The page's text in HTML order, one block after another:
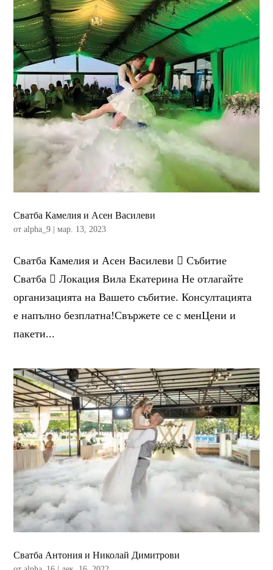
Сватба Камелия и Асен Василеви
отalpha_9 |мар. 13, 2023
Сватба Камелия и Асен Василеви  Събитие
Сватба  Локация Вила Екатерина Не отлагайте
организацията на Вашето събитие. Консултацията
е напълно безплатна!Свържете се с менЦени и
пакети...
Сватба Антония и Николай Димитрови